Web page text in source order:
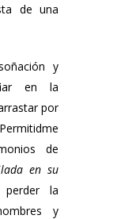
de una
y
en la
por
de
en su
la
y